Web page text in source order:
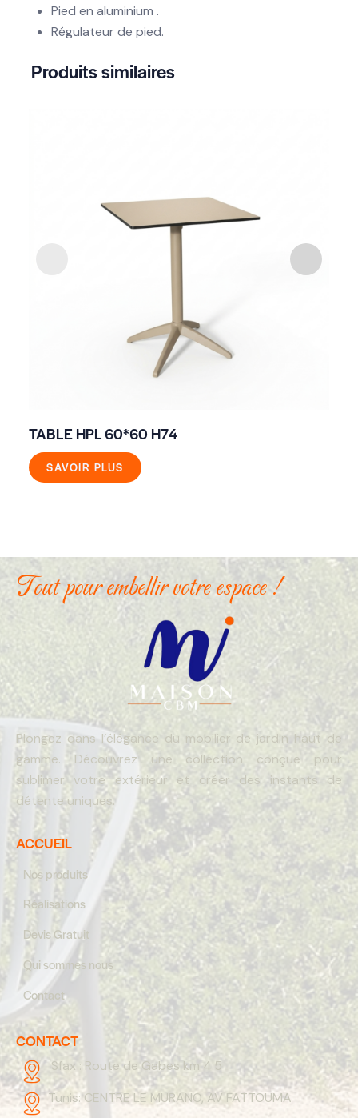
Pied en aluminium .
Régulateur de pied.
Produits similaires
TABLE HPL 60*60 H74
SAVOIR PLUS
Tout pour embellir votre espace !
Plongez dans l’élégance du mobilier de jardin haut de
gamme. Découvrez une collection conçue pour
sublimer votre extérieur et créer des instants de
détente uniques.
ACCUEIL
Nos produits
Réalisations
Devis Gratuit
Qui sommes nous
Contact
CONTACT
Sfax : Route de Gabes km 4.5
Tunis:CENTRE LE MURANO, AV FATTOUMA